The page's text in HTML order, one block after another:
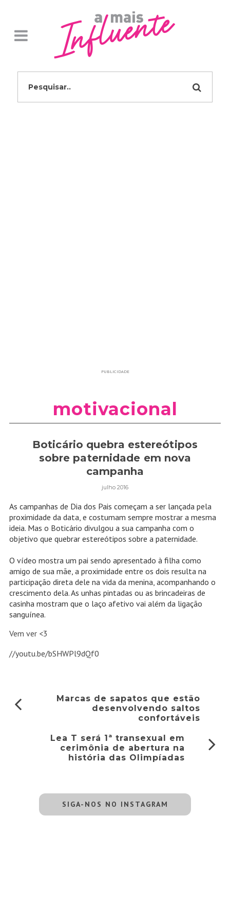
PUBLICIDADE
motivacional
Boticário quebra estereótipos
sobre paternidade em nova
campanha
julho 2016
As campanhas de Dia dos Pais começam a ser lançada pela
proximidade da data, e costumam sempre mostrar a mesma
ideia. Mas o Boticário divulgou a sua campanha com o
objetivo que quebrar estereótipos sobre a paternidade.
O vídeo mostra um pai sendo apresentado à filha como
amigo de sua mãe, a proximidade entre os dois resulta na
participação direta dele na vida da menina, acompanhando o
crescimento dela. As unhas pintadas ou as brincadeiras de
casinha mostram que o laço afetivo vai além da ligação
sanguínea.
Vem ver <3
//youtu.be/bSHWPl9dQf0
Marcas de sapatos que estão
desenvolvendo saltos
confortáveis
Lea T será 1ª transexual em
cerimônia de abertura na
história das Olimpíadas
SIGA-NOS NO INSTAGRAM